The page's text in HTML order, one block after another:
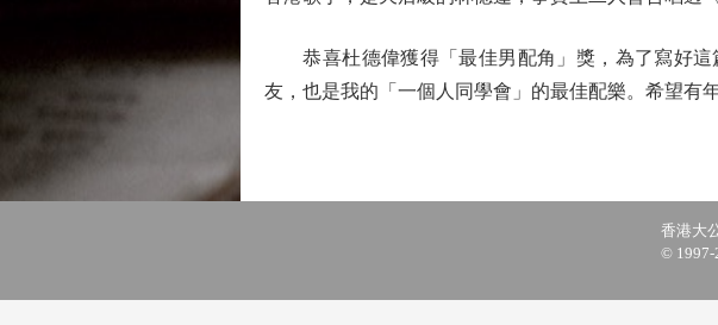
恭喜杜德偉獲得「最佳男配角」獎，為了寫好這
友，也是我的「一個人同學會」的最佳配樂。希望有
香港大
© 1997-